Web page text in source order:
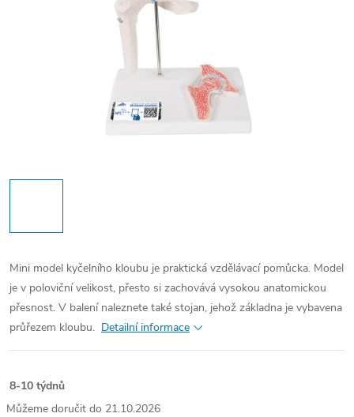
Mini model kyčelního kloubu je praktická vzdělávací pomůcka. Model
je v poloviční velikost, přesto si zachovává vysokou anatomickou
přesnost. V balení naleznete také stojan, jehož základna je vybavena
průřezem kloubu. Detailní informace
8-10 týdnů
21.10.2026